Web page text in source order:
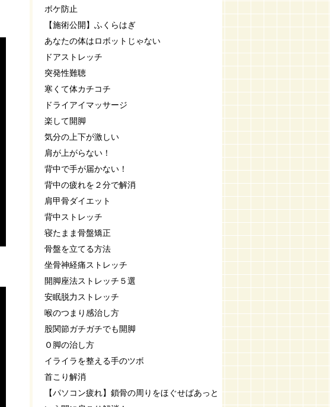
ボケ防止
【施術公開】ふくらはぎ
あなたの体はロボットじゃない
ドアストレッチ
突発性難聴
寒くて体カチコチ
ドライアイマッサージ
楽して開脚
気分の上下が激しい
肩が上がらない！
背中で手が届かない！
背中の疲れを２分で解消
肩甲骨ダイエット
背中ストレッチ
寝たまま骨盤矯正
骨盤を立てる方法
坐骨神経痛ストレッチ
開脚座法ストレッチ５選
安眠脱力ストレッチ
喉のつまり感治し方
股関節ガチガチでも開脚
Ｏ脚の治し方
イライラを整える手のツボ
首こり解消
【パソコン疲れ】鎖骨の周りをほぐせばあっと